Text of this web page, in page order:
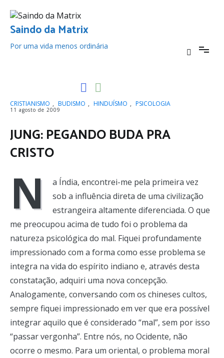
para
Saindo da Matrix
Por uma vida menos ordinária
CRISTIANISMO , BUDISMO , HINDUÍSMO , PSICOLOGIA
11 agosto de 2009
JUNG: PEGANDO BUDA PRA
CRISTO
N
a Índia, encontrei-me pela primeira vez
sob a influência direta de uma civilização
estrangeira altamente diferenciada. O que
me preocupou acima de tudo foi o problema da
natureza psicológica do mal. Fiquei profundamente
impressionado com a forma como esse problema se
integra na vida do espírito indiano e, através desta
constatação, adquiri uma nova concepção.
Analogamente, conversando com os chineses cultos,
sempre fiquei impressionado em ver que era possível
integrar aquilo que é considerado “mal”, sem por isso
“passar vergonha”. Entre nós, no Ocidente, não
ocorre o mesmo. Para um oriental, o problema moral